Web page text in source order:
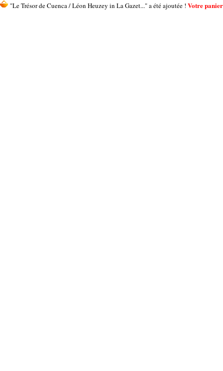
"Le Trésor de Cuenca / Léon Heuzey in La Gazet..." a été ajoutée ! Votre